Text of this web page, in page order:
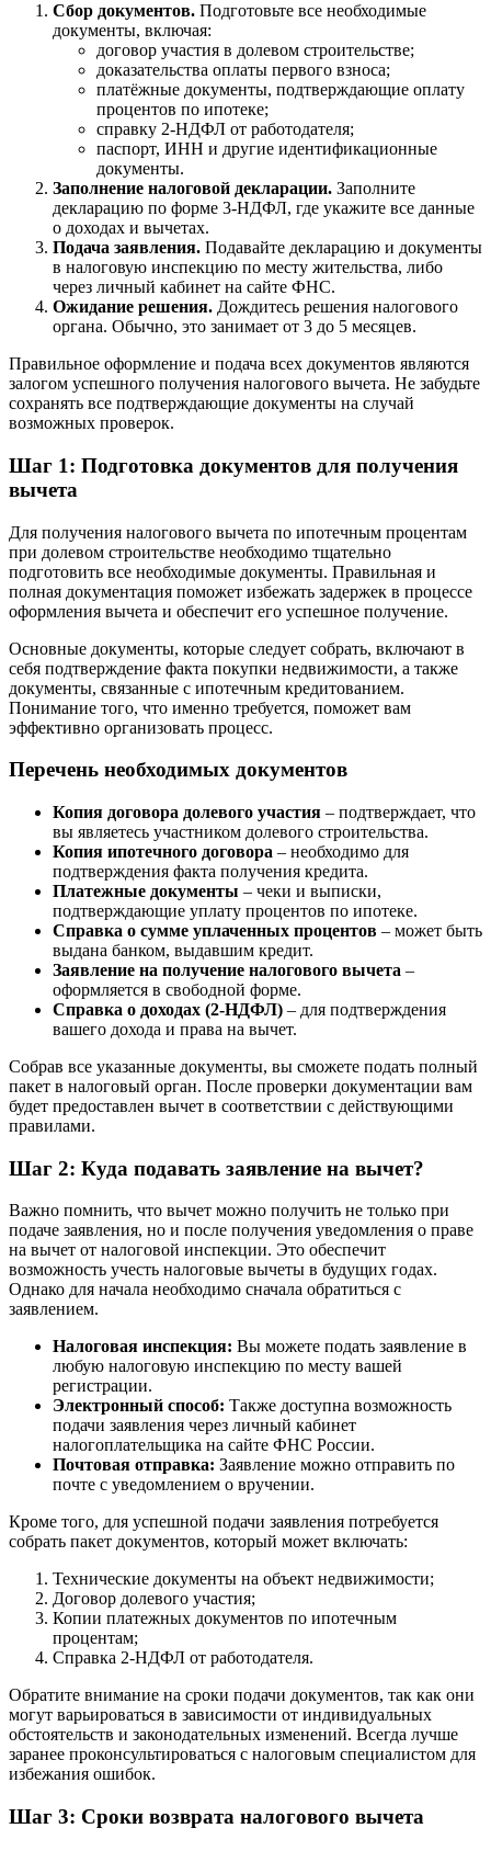
Сбор документов. Подготовьте все необходимые
документы, включая:
договор участия в долевом строительстве;
доказательства оплаты первого взноса;
платёжные документы, подтверждающие оплату
процентов по ипотеке;
справку 2-НДФЛ от работодателя;
паспорт, ИНН и другие идентификационные
документы.
Заполнение налоговой декларации. Заполните
декларацию по форме 3-НДФЛ, где укажите все данные
о доходах и вычетах.
Подача заявления. Подавайте декларацию и документы
в налоговую инспекцию по месту жительства, либо
через личный кабинет на сайте ФНС.
Ожидание решения. Дождитесь решения налогового
органа. Обычно, это занимает от 3 до 5 месяцев.
Правильное оформление и подача всех документов являются
залогом успешного получения налогового вычета. Не забудьте
сохранять все подтверждающие документы на случай
возможных проверок.
Шаг 1: Подготовка документов для получения
вычета
Для получения налогового вычета по ипотечным процентам
при долевом строительстве необходимо тщательно
подготовить все необходимые документы. Правильная и
полная документация поможет избежать задержек в процессе
оформления вычета и обеспечит его успешное получение.
Основные документы, которые следует собрать, включают в
себя подтверждение факта покупки недвижимости, а также
документы, связанные с ипотечным кредитованием.
Понимание того, что именно требуется, поможет вам
эффективно организовать процесс.
Перечень необходимых документов
Копия договора долевого участия – подтверждает, что
вы являетесь участником долевого строительства.
Копия ипотечного договора – необходимо для
подтверждения факта получения кредита.
Платежные документы – чеки и выписки,
подтверждающие уплату процентов по ипотеке.
Справка о сумме уплаченных процентов – может быть
выдана банком, выдавшим кредит.
Заявление на получение налогового вычета –
оформляется в свободной форме.
Справка о доходах (2-НДФЛ) – для подтверждения
вашего дохода и права на вычет.
Собрав все указанные документы, вы сможете подать полный
пакет в налоговый орган. После проверки документации вам
будет предоставлен вычет в соответствии с действующими
правилами.
Шаг 2: Куда подавать заявление на вычет?
Важно помнить, что вычет можно получить не только при
подаче заявления, но и после получения уведомления о праве
на вычет от налоговой инспекции. Это обеспечит
возможность учесть налоговые вычеты в будущих годах.
Однако для начала необходимо сначала обратиться с
заявлением.
Налоговая инспекция: Вы можете подать заявление в
любую налоговую инспекцию по месту вашей
регистрации.
Электронный способ: Также доступна возможность
подачи заявления через личный кабинет
налогоплательщика на сайте ФНС России.
Почтовая отправка: Заявление можно отправить по
почте с уведомлением о вручении.
Кроме того, для успешной подачи заявления потребуется
собрать пакет документов, который может включать:
Технические документы на объект недвижимости;
Договор долевого участия;
Копии платежных документов по ипотечным
процентам;
Справка 2-НДФЛ от работодателя.
Обратите внимание на сроки подачи документов, так как они
могут варьироваться в зависимости от индивидуальных
обстоятельств и законодательных изменений. Всегда лучше
заранее проконсультироваться с налоговым специалистом для
избежания ошибок.
Шаг 3: Сроки возврата налогового вычета